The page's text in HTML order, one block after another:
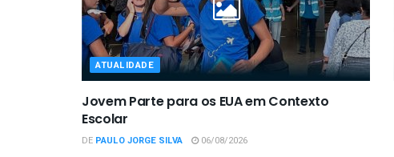
ATUALIDADE
Jovem Parte para os EUA em Contexto
Escolar
DE PAULO JORGE SILVA 06/08/2026